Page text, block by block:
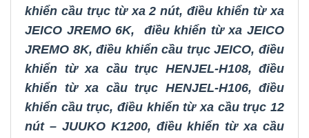
khiển cầu trục từ xa 2 nút,điều khiển từ xa
JEICO JREMO 6K, điều khiển từ xa JEICO
JREMO 8K,điều khiển cầu trục JEICO, điều
khiển từ xa cầu trục HENJEL-H108, điều
khiển từ xa cầu trục HENJEL-H106, điều
khiển cầu trục,điều khiển từ xa cầu trục 12
nút – JUUKO K1200, điều khiển từ xa cầu